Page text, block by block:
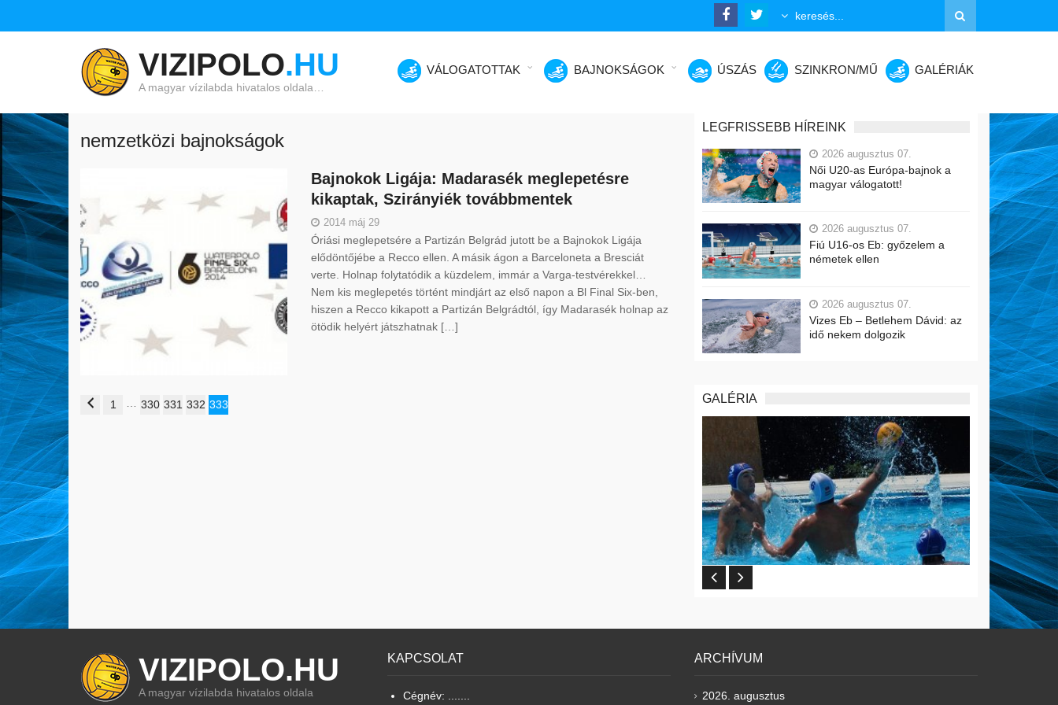
VIZIPOLO.HU
A magyar vízilabda hivatalos oldala…
VÁLOGATOTTAK BAJNOKSÁGOK ÚSZÁS SZINKRON/MŰ GALÉRIÁK
nemzetközi bajnokságok
Bajnokok Ligája: Madarasék meglepetésre
kikaptak, Szirányiék továbbmentek
2014 máj 29
Óriási meglepetsére a Partizán Belgrád jutott be a Bajnokok Ligája
elődöntőjébe a Recco ellen. A másik ágon a Barceloneta a Bresciát
verte. Holnap folytatódik a küzdelem, immár a Varga-testvérekkel…
Nem kis meglepetés történt mindjárt az első napon a Bl Final Six-ben,
hiszen a Recco kikapott a Partizán Belgrádtól, így Madarasék holnap az
ötödik helyért játszhatnak […]
1 330 331 332 333
LEGFRISSEBB HÍREINK
2026 augusztus 07.
Női U20-as Európa-bajnok a
magyar válogatott!
2026 augusztus 07.
Fiú U16-os Eb: győzelem a
németek ellen
2026 augusztus 07.
Vizes Eb – Betlehem Dávid: az
idő nekem dolgozik
GALÉRIA
VIZIPOLO.HU
A magyar vízilabda hivatalos oldala
KAPCSOLAT
Cégnév: .......
ARCHÍVUM
2026. augusztus